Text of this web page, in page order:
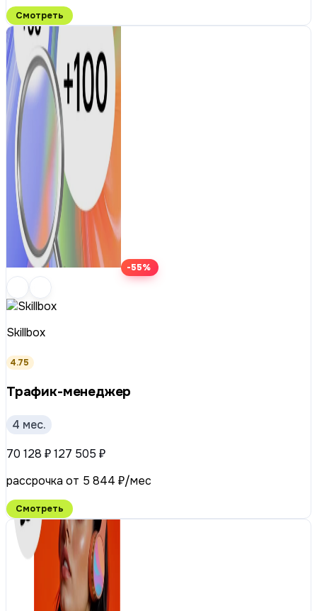
Смотреть
-55%
Skillbox
4.75
Трафик-менеджер
4 мес.
70 128 ₽127 505 ₽
рассрочка от 5 844 ₽/мес
Смотреть